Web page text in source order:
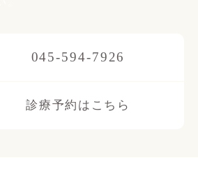
045-594-7926
診療予約はこちら